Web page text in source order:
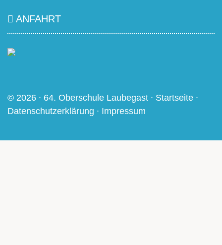
ANFAHRT
© 2026 ∙ 64. Oberschule Laubegast ∙ Startseite ∙
Datenschutzerklärung ∙ Impressum